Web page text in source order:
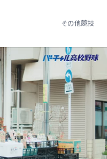
その他競技